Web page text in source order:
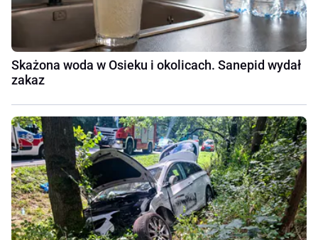
Skażona woda w Osieku i okolicach. Sanepid wydał
zakaz